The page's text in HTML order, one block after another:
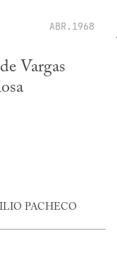
ABR.1968
Vargas
PACHECO